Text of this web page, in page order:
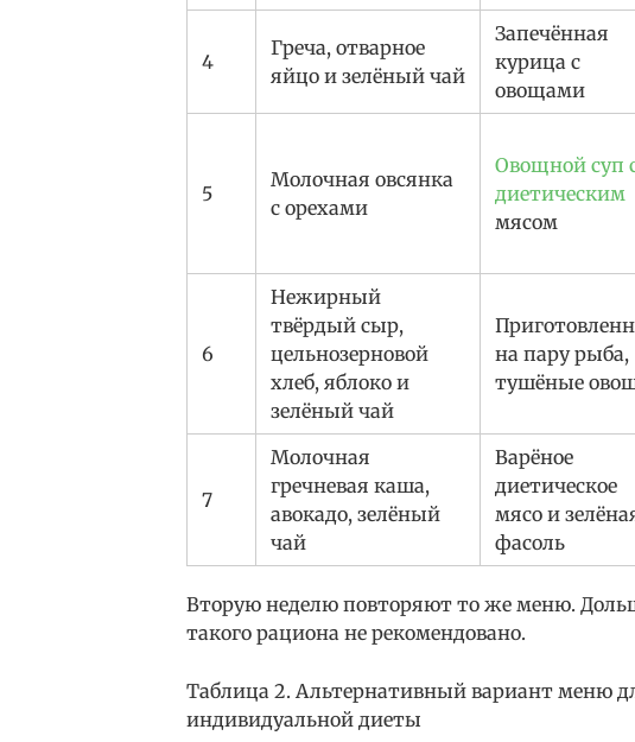
4
Греча, отварное
яйцо и зелёный чай
Запечённая
курица с
овощами
5
Молочная овсянка
с орехами
Овощной суп
диетическим
мясом
6
Нежирный
твёрдый сыр,
цельнозерновой
хлеб, яблоко и
зелёный чай
на пару рыба,
тушёные
7
Молочная
гречневая каша,
авокадо, зелёный
чай
Варёное
диетическое
мясо и
фасоль
Вторую неделю повторяют то же меню.
такого рациона не рекомендовано.
Таблица 2. Альтернативный вариант меню
индивидуальной диеты